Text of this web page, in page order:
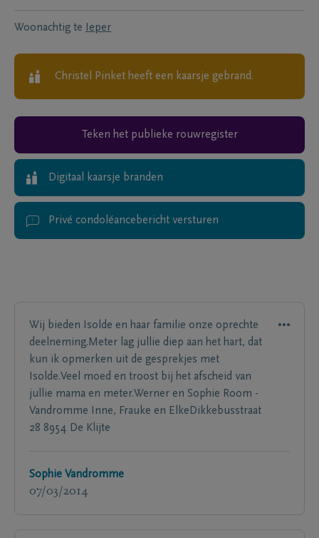
Woonachtig te Ieper
Christel Pinket heeft een kaarsje gebrand.
Teken het publieke rouwregister
Digitaal kaarsje branden
Privé condoléancebericht versturen
Wij bieden Isolde en haar familie onze oprechte
deelneming.Meter lag jullie diep aan het hart, dat
kun ik opmerken uit de gesprekjes met
Isolde.Veel moed en troost bij het afscheid van
jullie mama en meter.Werner en Sophie Room -
Vandromme Inne, Frauke en ElkeDikkebusstraat
28 8954 De Klijte
Sophie Vandromme
07/03/2014